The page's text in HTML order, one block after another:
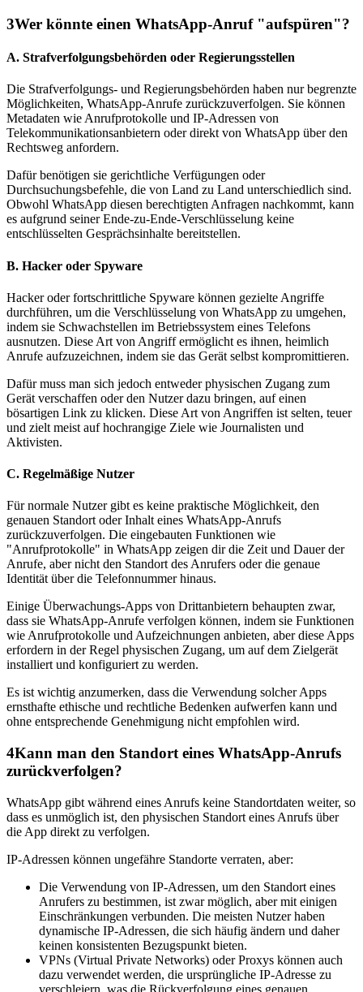
3Wer könnte einen WhatsApp-Anruf "aufspüren"?
A. Strafverfolgungsbehörden oder Regierungsstellen
Die Strafverfolgungs- und Regierungsbehörden haben nur begrenzte
Möglichkeiten, WhatsApp-Anrufe zurückzuverfolgen. Sie können
Metadaten wie Anrufprotokolle und IP-Adressen von
Telekommunikationsanbietern oder direkt von WhatsApp über den
Rechtsweg anfordern.
Dafür benötigen sie gerichtliche Verfügungen oder
Durchsuchungsbefehle, die von Land zu Land unterschiedlich sind.
Obwohl WhatsApp diesen berechtigten Anfragen nachkommt, kann
es aufgrund seiner Ende-zu-Ende-Verschlüsselung keine
entschlüsselten Gesprächsinhalte bereitstellen.
B. Hacker oder Spyware
Hacker oder fortschrittliche Spyware können gezielte Angriffe
durchführen, um die Verschlüsselung von WhatsApp zu umgehen,
indem sie Schwachstellen im Betriebssystem eines Telefons
ausnutzen. Diese Art von Angriff ermöglicht es ihnen, heimlich
Anrufe aufzuzeichnen, indem sie das Gerät selbst kompromittieren.
Dafür muss man sich jedoch entweder physischen Zugang zum
Gerät verschaffen oder den Nutzer dazu bringen, auf einen
bösartigen Link zu klicken. Diese Art von Angriffen ist selten, teuer
und zielt meist auf hochrangige Ziele wie Journalisten und
Aktivisten.
C. Regelmäßige Nutzer
Für normale Nutzer gibt es keine praktische Möglichkeit, den
genauen Standort oder Inhalt eines WhatsApp-Anrufs
zurückzuverfolgen. Die eingebauten Funktionen wie
"Anrufprotokolle" in WhatsApp zeigen dir die Zeit und Dauer der
Anrufe, aber nicht den Standort des Anrufers oder die genaue
Identität über die Telefonnummer hinaus.
Einige Überwachungs-Apps von Drittanbietern behaupten zwar,
dass sie WhatsApp-Anrufe verfolgen können, indem sie Funktionen
wie Anrufprotokolle und Aufzeichnungen anbieten, aber diese Apps
erfordern in der Regel physischen Zugang, um auf dem Zielgerät
installiert und konfiguriert zu werden.
Es ist wichtig anzumerken, dass die Verwendung solcher Apps
ernsthafte ethische und rechtliche Bedenken aufwerfen kann und
ohne entsprechende Genehmigung nicht empfohlen wird.
4Kann man den Standort eines WhatsApp-Anrufs
zurückverfolgen?
WhatsApp gibt während eines Anrufs keine Standortdaten weiter, so
dass es unmöglich ist, den physischen Standort eines Anrufs über
die App direkt zu verfolgen.
IP-Adressen können ungefähre Standorte verraten, aber:
Die Verwendung von IP-Adressen, um den Standort eines
Anrufers zu bestimmen, ist zwar möglich, aber mit einigen
Einschränkungen verbunden. Die meisten Nutzer haben
dynamische IP-Adressen, die sich häufig ändern und daher
keinen konsistenten Bezugspunkt bieten.
VPNs (Virtual Private Networks) oder Proxys können auch
dazu verwendet werden, die ursprüngliche IP-Adresse zu
verschleiern, was die Rückverfolgung eines genauen